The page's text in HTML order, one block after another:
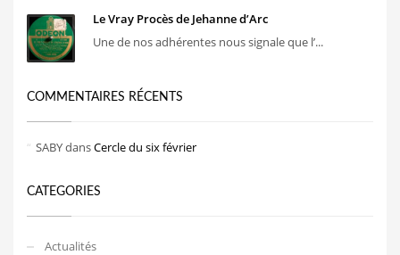
Le Vray Procès de Jehanne d’Arc
Une de nos adhérentes nous signale que l’...
COMMENTAIRES RÉCENTS
SABYdansCercle du six février
CATEGORIES
Actualités